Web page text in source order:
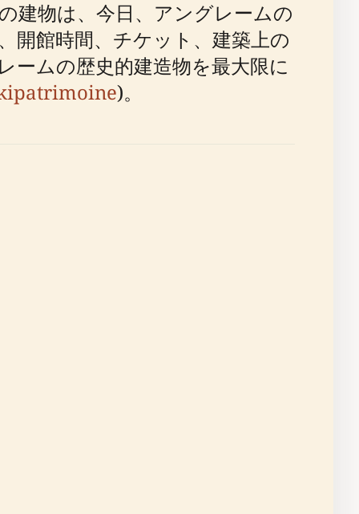
建物は、今日、アングレームの
開館時間、チケット、建築上の
ームの歴史的建造物を最大限に
)。